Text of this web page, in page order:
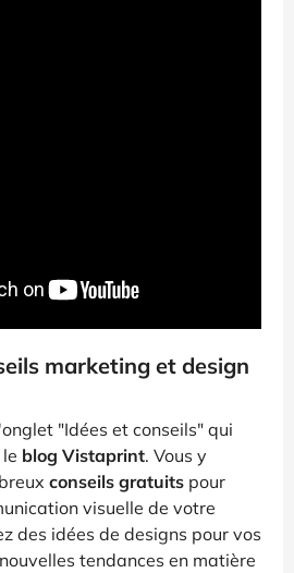
marketing et design
"Idées et conseils" qui
blog Vistaprint. Vous y
conseils gratuits pour
visuelle de votre
des idées de designs pour vos
tendances en matière